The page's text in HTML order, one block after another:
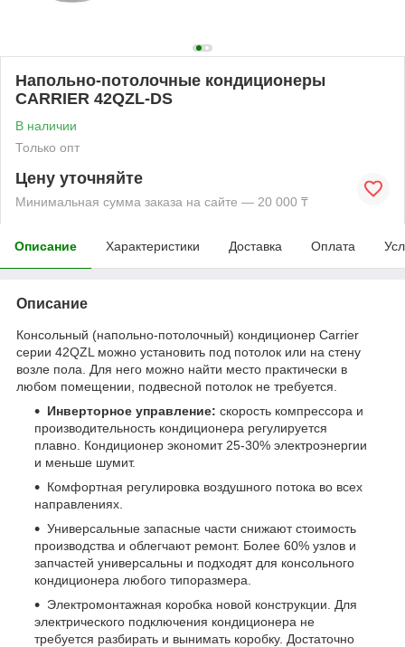
Напольно-потолочные кондиционеры
CARRIER 42QZL-DS
В наличии
Только опт
Цену уточняйте
Минимальная сумма заказа на сайте — 20 000 ₸
Описание Характеристики Доставка Оплата
Описание
Консольный (напольно-потолочный) кондиционер Carrier
серии 42QZL можно установить под потолок или на стену
возле пола. Для него можно найти место практически в
любом помещении, подвесной потолок не требуется.
Инверторное управление: скорость компрессора и
производительность кондиционера регулируется
плавно. Кондиционер экономит 25-30% электроэнергии
и меньше шумит.
Комфортная регулировка воздушного потока во всех
направлениях.
Универсальные запасные части снижают стоимость
производства и облегчают ремонт. Более 60% узлов и
запчастей универсальны и подходят для консольного
кондиционера любого типоразмера.
Электромонтажная коробка новой конструкции. Для
электрического подключения кондиционера не
требуется разбирать и вынимать коробку. Достаточно